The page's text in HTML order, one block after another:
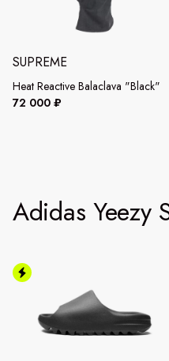
SUPREME
Heat Reactive Balaclava "Black"
72 000 ₽
Adidas Yeezy